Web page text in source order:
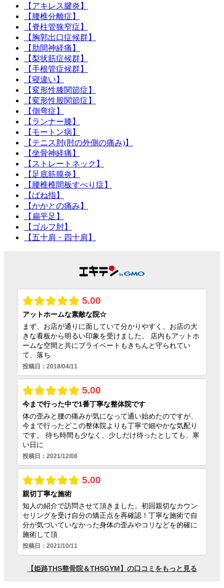
【アキレス腱炎】
【腰椎分離症】
【脊柱管狭窄症】
【胸郭出口症候群】
【肋間神経痛】
【梨状筋症候群】
【手根管症候群】
【寝違い】
【変形性膝関節症】
【変形性股関節症】
【側弯症】
【ランナー膝】
【モートン病】
【テニス肘(肘の外側の痛み)】
【坐骨神経痛】
【ストレートネック】
【足底筋膜炎】
【腰椎椎間板すべり症】
【ばね指】
【かかとの痛み】
【扁平足】
【ゴルフ肘】
【五十肩・四十肩】